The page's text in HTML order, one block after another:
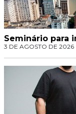
Seminário para
3 DE AGOSTO DE 2026